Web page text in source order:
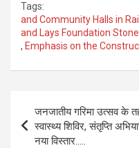
ce
b
o
k
se
n
g
at
s
A
p
Tags:
and Community Halls in
and Lays Foundation
, Emphasis on the
navigation
जनजातीय गरिमा उत्सव के
स्वास्थ्य शिविर, संतृप्ति
नया विस्तार…..